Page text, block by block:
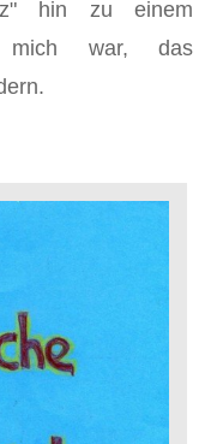
hin zu einem
mich war, das